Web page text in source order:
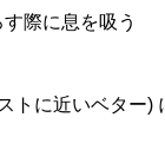
際に息を吸う
トに近いベター)